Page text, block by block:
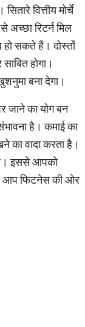
वित्तीय मोर्चे
अच्छा रिटर्न मिल
सकते हैं। दोस्तों
होगा।
बना देगा।
जाने का योग बन
है। कमाई का
वादा करता है।
है। इससे आपको
आप फिटनेस की ओर